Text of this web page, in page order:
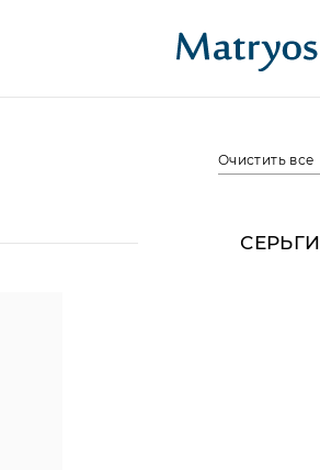
Очистить все
СЕРЬГИ